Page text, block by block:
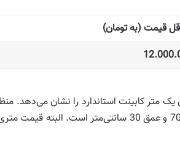
قیمت (به تومان)
و عمق 55 سانتی‌متر به همراه یک بخش کابینت دیواری